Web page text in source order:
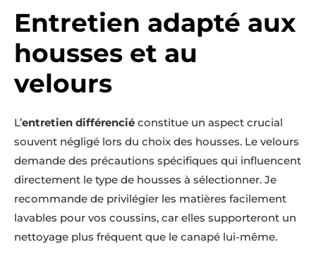
Entretien adapté aux
housses et au
velours
L’entretien différencié constitue un aspect crucial
souvent négligé lors du choix des housses. Le velours
demande des précautions spécifiques qui influencent
directement le type de housses à sélectionner. Je
recommande de privilégier les matières facilement
lavables pour vos coussins, car elles supporteront un
nettoyage plus fréquent que le canapé lui-même.